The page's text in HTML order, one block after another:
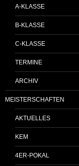
A-KLASSE
B-KLASSE
C-KLASSE
TERMINE
ARCHIV
MEISTERSCHAFTEN
AKTUELLES
KEM
4ER-POKAL